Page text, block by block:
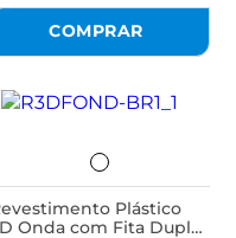
Plástico
Onda com Fita Dupla